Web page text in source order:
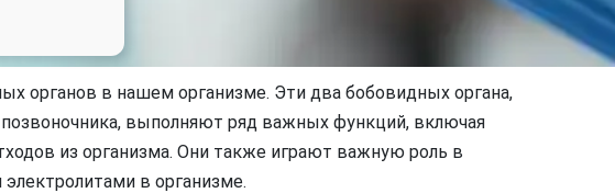
органов в нашем организме. Эти два бобовидных органа,
выполняют ряд важных функций, включая
из организма. Они также играют важную роль в
в организме.